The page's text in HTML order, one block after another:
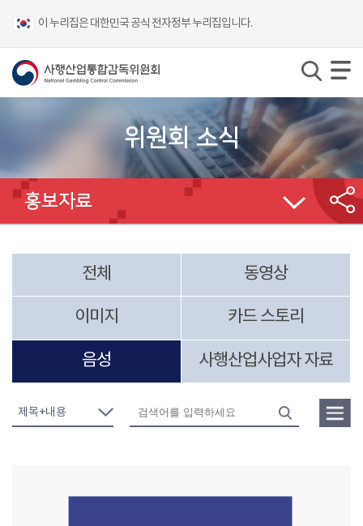
이 누리집은 대한민국 공식 전자정부 누리집입니다.
위원회 소식
홍보자료
전체 동영상
이미지 카드 스토리
음성 사행산업사업자 자료